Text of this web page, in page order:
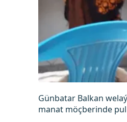
Günbatar Balkan
manat möçberinde